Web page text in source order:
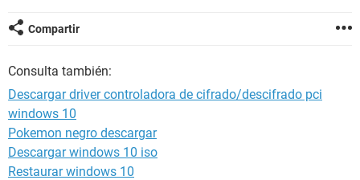
Compartir
Consulta también:
Descargar driver controladora de cifrado/descifrado pci
windows 10
Pokemon negro descargar
Descargar windows 10 iso
Restaurar windows 10